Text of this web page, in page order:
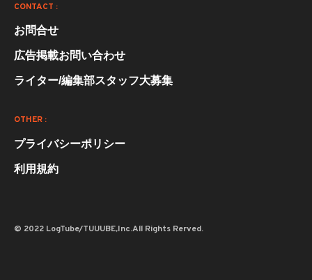
CONTACT :
お問合せ
広告掲載お問い合わせ
ライター/編集部スタッフ大募集
OTHER :
プライバシーポリシー
利用規約
© 2022 LogTube/TUUUBE,Inc.All Rights Rerved.